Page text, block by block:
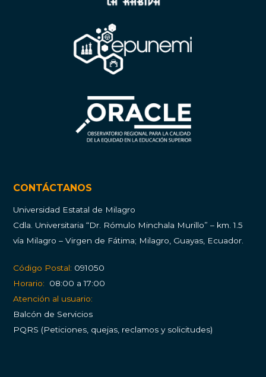
CONTÁCTANOS
Universidad Estatal de Milagro
Cdla. Universitaria “Dr. Rómulo Minchala Murillo” – km. 1.5
vía Milagro – Virgen de Fátima; Milagro, Guayas, Ecuador.
Código Postal: 091050
Horario:
08:00 a 17:00
Atención al usuario:
Balcón de Servicios
PQRS (Peticiones, quejas, reclamos y solicitudes)